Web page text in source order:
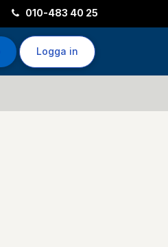
010-483 40 25
Logga in